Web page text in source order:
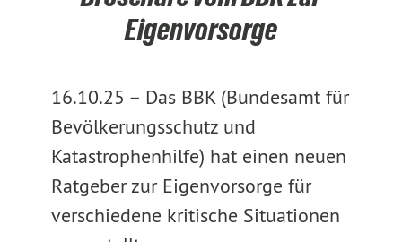
Eigenvorsorge
16.10.25 – Das BBK (Bundesamt für
Bevölkerungsschutz und
Katastrophenhilfe) hat einen neuen
Ratgeber zur Eigenvorsorge für
verschiedene kritische Situationen